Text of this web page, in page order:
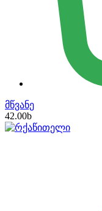
მწვანე
42.00b